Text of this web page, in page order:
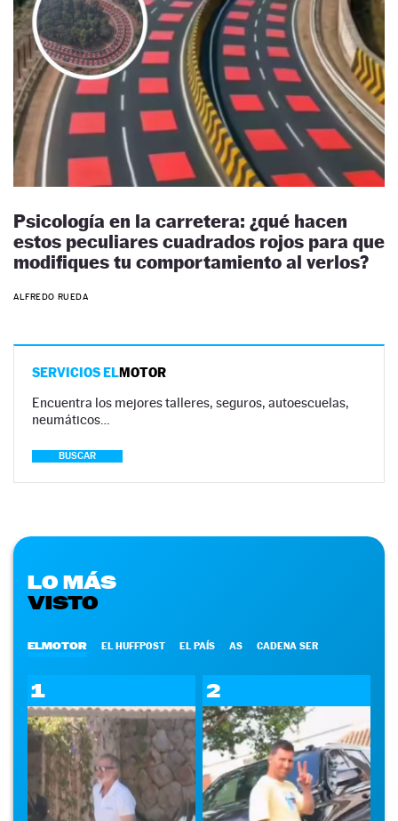
Psicología en la carretera: ¿qué hacen
estos peculiares cuadrados rojos para que
modifiques tu comportamiento al verlos?
ALFREDO RUEDA
SERVICIOS ELMOTOR
Encuentra los mejores talleres, seguros, autoescuelas,
neumáticos…
BUSCAR
LO MÁS
VISTO
ELMOTOR EL HUFFPOST EL PAÍS AS CADENA SER
1 2